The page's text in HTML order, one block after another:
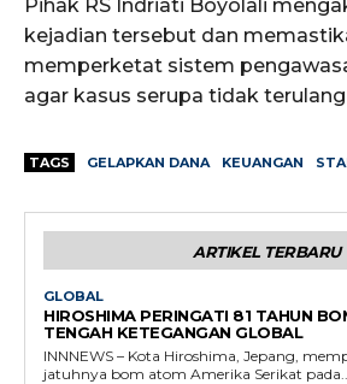
Pihak RS Indriati Boyolali
kejadian tersebut dan
memperketat sistem
agar kasus serupa tidak
TAGS GELAPKAN DANA KEUANGAN
ARTIKEL TERBARU
GLOBAL
HIROSHIMA PERINGATI 81 TAHUN
TENGAH KETEGANGAN GLOBAL
INNNEWS – Kota Hiroshima, Jepang,
jatuhnya bom atom Amerika Serikat pada...